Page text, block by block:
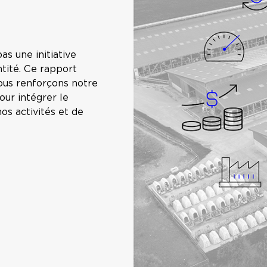
une initiative
Ce rapport
renforçons notre
intégrer le
activités et de